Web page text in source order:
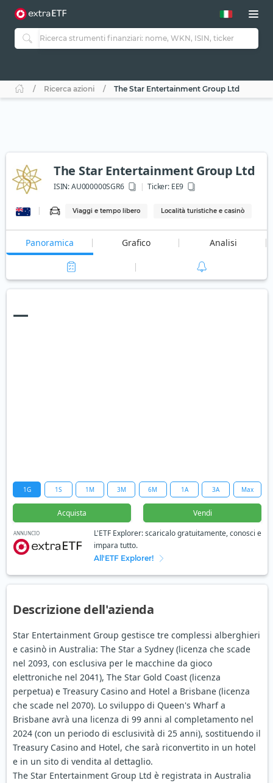
Ricerca azioni The Star Entertainment Group Ltd
The Star Entertainment Group Ltd
ISIN:AU000000SGR6 Ticker:EE9
Viaggi e tempo libero Località turistiche e casinò
Panoramica Grafico Analisi
—
1G 1S 1M 3M 6M 1A 3A Max
Acquista Vendi
ANNUNCIO
L'ETF Explorer: scaricalo gratuitamente, conosci e
impara tutto.
All'ETF Explorer!
Descrizione dell'azienda
Star Entertainment Group gestisce tre complessi alberghieri
e casinò in Australia: The Star a Sydney (licenza che scade
nel 2093, con esclusiva per le macchine da gioco
elettroniche nel 2041), The Star Gold Coast (licenza
perpetua) e Treasury Casino and Hotel a Brisbane (licenza
che scade nel 2070). Lo sviluppo di Queen's Wharf a
Brisbane avrà una licenza di 99 anni al completamento nel
2024 (con un periodo di esclusività di 25 anni), sostituendo il
Treasury Casino and Hotel, che sarà riconvertito in un hotel
e in un sito di vendita al dettaglio.
The Star Entertainment Group Ltd è registrata in Australia